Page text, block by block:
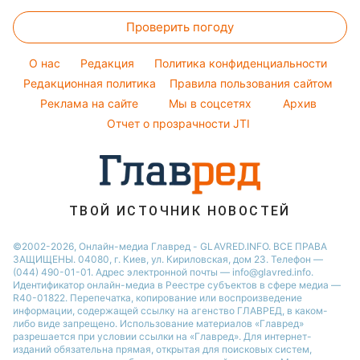
Виталий Козловский
София Ротару
Праздничное меню
Новости Сум
Новости Днепра
Новости Черкассы
Новости Тернополя
Новости Ровно
Новости Запорожья
Новости Одессы
Погода на сегодня
Погода на завтра
Пылевая буря
Тесты по картинке
Оптические иллюзии
Народные приметы
Все о шоу-бизнесе
Проверить погоду
O нас Редакция
Политика конфиденциальности
Редакционная политика
Правила пользования сайтом
Реклама на сайте
Мы в соцсетях
Архив
Отчет о прозрачности JTI
ТВОЙ ИСТОЧНИК НОВОСТЕЙ
©2002-2026, Онлайн-медиа Главред - GLAVRED.INFO. ВСЕ ПРАВА
ЗАЩИЩЕНЫ. 04080, г. Киев, ул. Кириловская, дом 23. Телефон —
(044) 490-01-01. Адрес электронной почты — info@glavred.info.
Идентификатор онлайн-медиа в Реестре cубъектов в сфере медиа —
R40-01822. Перепечатка, копирование или воспроизведение
информации, содержащей ссылку на агенство ГЛАВРЕД, в каком-
либо виде запрещено. Использование материалов «Главред»
разрешается при условии ссылки на «Главред». Для интернет-
изданий обязательна прямая, открытая для поисковых систем,